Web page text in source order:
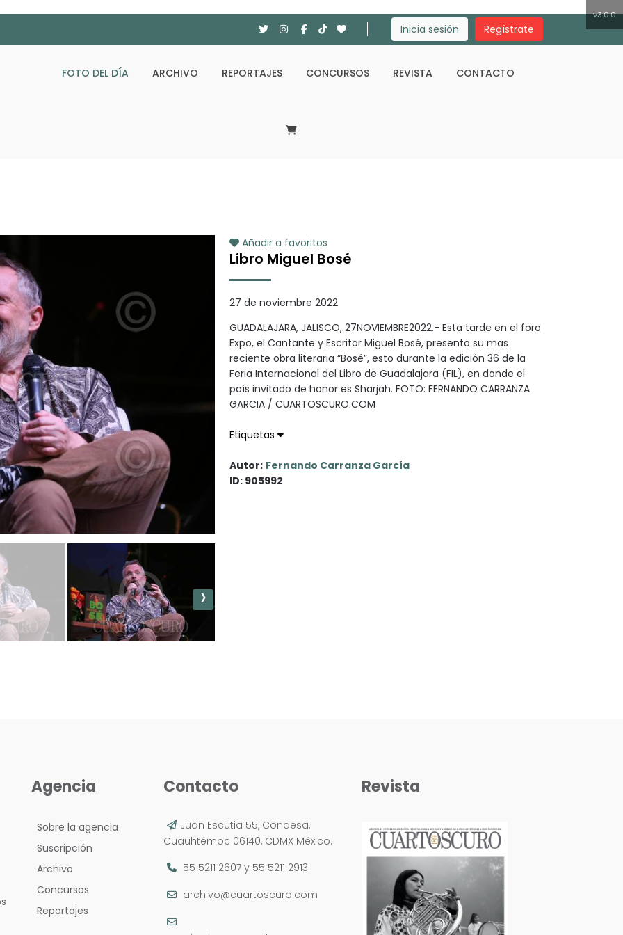
Inicia sesión Regístrate
FOTO DEL DÍA ARCHIVO REPORTAJES CONCURSOS REVISTA CONTACTO
v3.0.0
›
Añadir a favoritos
Libro Miguel Bosé
27 de noviembre 2022
GUADALAJARA, JALISCO, 27NOVIEMBRE2022.- Esta tarde en el foro
Expo, el Cantante y Escritor Miguel Bosé, presento su mas
reciente obra literaria “Bosé”, esto durante la edición 36 de la
Feria Internacional del Libro de Guadalajara (FIL), en donde el
país invitado de honor es Sharjah. FOTO: FERNANDO CARRANZA
GARCIA / CUARTOSCURO.COM
Etiquetas
Autor: Fernando Carranza García
ID: 905992
Agencia
Sobre la agencia
Suscripción
Archivo
Concursos
Reportajes
Contacto
Juan Escutia 55, Condesa,
Cuauhtémoc 06140, CDMX México.
55 5211 2607y 55 5211 2913
archivo@cuartoscuro.com
Revista